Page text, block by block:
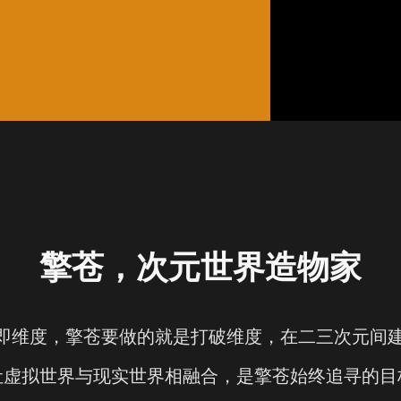
擎苍，次元世界造物家
维度，擎苍要做的就是打破维度，在二三次元间
虚拟世界与现实世界相融合，是擎苍始终追寻的目